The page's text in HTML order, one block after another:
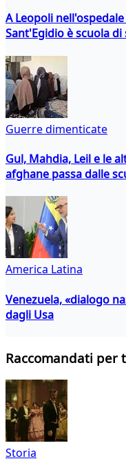
A Leopoli
Sant'Egidio è scuola
Guerre dimenticate
Gul, Mahdia, Leil e le
afghane passa dalle
America Latina
Venezuela, «dialogo
dagli Usa
Raccomandati per
Storia